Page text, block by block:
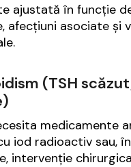
ajustată în funcție
afecțiuni asociate și
(TSH
medicamente
iod radioactiv sau,
intervenție